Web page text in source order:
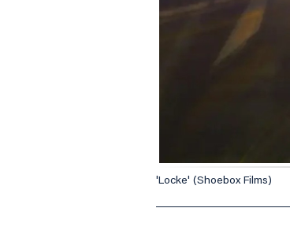
'Locke' (Shoebox Films)